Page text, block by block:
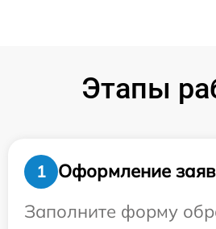
Этапы
1
Оформление
Заполните форму